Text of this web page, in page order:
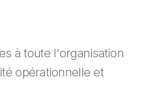
à toute l'organisation
opérationnelle et